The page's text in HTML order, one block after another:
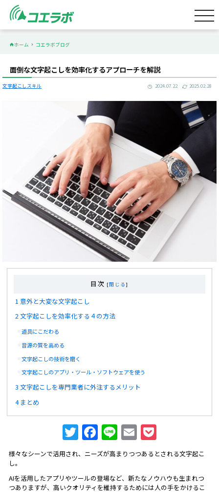
i
o
ホーム コエラボブログ
面倒な文字起こしを効率化するアプローチを解説
文字起こしスキル 2024.07.22 2025.02.28
目次 [閉じる]
1 意外と大変な文字起こし
2文字起こしを効率化する４の方法
道具にこだわる
音源の質を高める
文字起こしの技術を磨く
文字起こしのアプリ・ツール・ソフトウェアを使う
3 文字起こしを専門業者に外注するメリット
4まとめ
T
w
itt
er
F
a
c
e
Li
n
e
E
m
ai
l
o
c
k
様々なシーンで活用され、ニーズが高まりつつあるとされる文字起こ
し。
AIを活用したアプリやツールの登場など、新たなノウハウも生まれつ
つありますが、高いクオリティを維持するためには人の手をかけるこ